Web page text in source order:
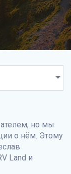
но мы
о нём. Этому
Land и